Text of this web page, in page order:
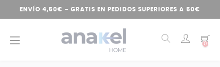
ENVÍO 4,50€ - GRATIS EN PEDIDOS SUPERIORES A 50€
Navegación
☰ 0